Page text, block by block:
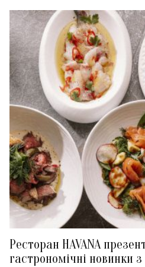
Ресторан HAVANA
гастрономічні новинки